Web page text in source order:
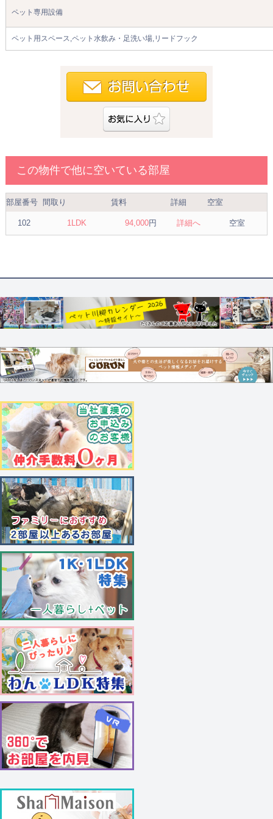
ペット専用設備
ペット用スペース,ペット水飲み・足洗い場,リードフック
この物件で他に空いている部屋
部屋番号 間取り 賃料 詳細 空室
102 1LDK 94,000円 詳細へ 空室